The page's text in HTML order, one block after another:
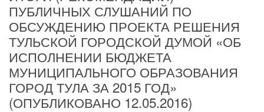
ПУБЛИЧНЫХ СЛУШАНИЙ ПО
ОБСУЖДЕНИЮ ПРОЕКТА РЕШЕНИЯ
ТУЛЬСКОЙ ГОРОДСКОЙ ДУМОЙ «ОБ
ИСПОЛНЕНИИ БЮДЖЕТА
МУНИЦИПАЛЬНОГО ОБРАЗОВАНИЯ
ГОРОД ТУЛА ЗА 2015 ГОД»
(ОПУБЛИКОВАНО 12.05.2016)